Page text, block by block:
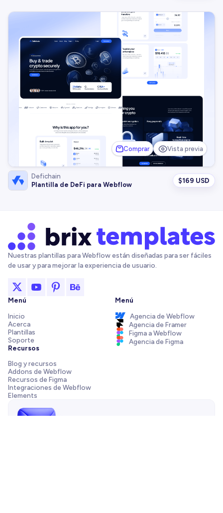
Comprar Vista previa
Defichain
Plantilla de DeFi para Webflow
$169 USD
Nuestras plantillas para Webflow están diseñadas para ser fáciles
de usar y para mejorar la experiencia de usuario.
Menú
Inicio
Acerca
Plantillas
Soporte
Recursos
Blog y recursos
Addons de Webflow
Recursos de Figma
Integraciones de Webflow
Elements
Menú
Agencia de Webflow
Agencia de Framer
Figma a Webflow
Agencia de Figma